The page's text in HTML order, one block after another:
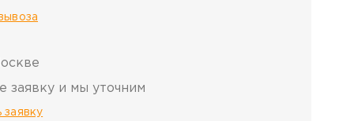
заявку и мы уточним
заявку